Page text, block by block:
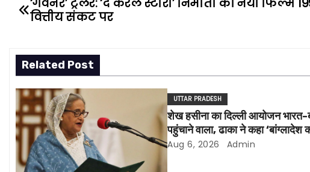
P
s
t
n
a
v
‘गवर्नर’ ट्रेलर: ‘द केरल स्टोरी’ निर्माता की नयी
वित्तीय संकट पर
Related Post
UTTAR PRADESH
शेख हसीना का दिल्ली आयोजन
पहुंचाने वाला, ढाका ने कहा ‘बांग्लादेश
राज्य नहीं होगा’
Aug 6, 2026 Admin